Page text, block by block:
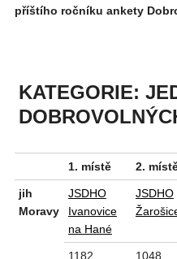
příštího ročníku ankety
KATEGORIE:
1. místě 2.
jih
Moravy
JSDHO
Ivanovice
na Hané
JSDHO
1182 1048